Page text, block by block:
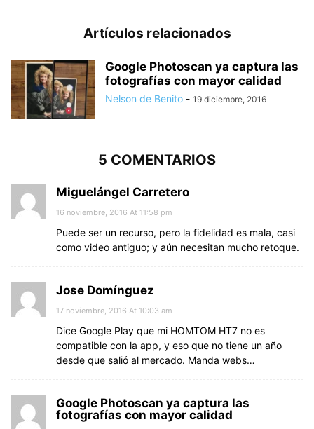
Artículos relacionados
Google Photoscan ya captura las
fotografías con mayor calidad
Nelson de Benito - 19 diciembre, 2016
5 COMENTARIOS
Miguelángel Carretero
16 noviembre, 2016 At 11:58 pm
Puede ser un recurso, pero la fidelidad es mala, casi
como video antiguo; y aún necesitan mucho retoque.
Jose Domínguez
17 noviembre, 2016 At 10:03 am
Dice Google Play que mi HOMTOM HT7 no es
compatible con la app, y eso que no tiene un año
desde que salió al mercado. Manda webs…
Google Photoscan ya captura las
fotografías con mayor calidad